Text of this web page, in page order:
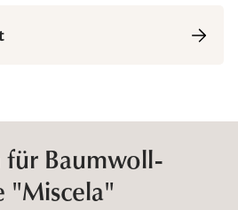
für Baumwoll-
"Miscela"